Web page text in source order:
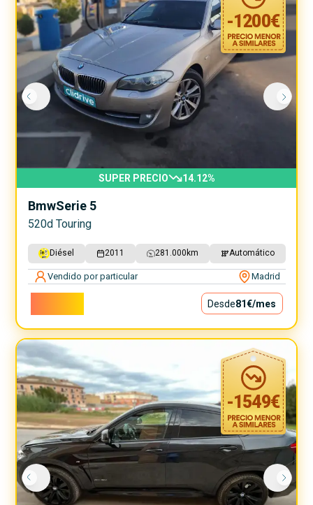
-1200€
SUPER PRECIO 14.12%
BmwSerie 5
520d Touring
Diésel 2011 281.000 km Automático
Vendido por particular Madrid
Desde81€/mes
-1549€